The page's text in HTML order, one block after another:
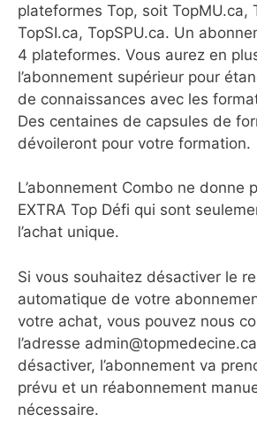
plateformes Top, soit TopMU.ca,
TopSI.ca, TopSPU.ca. Un
4 plateformes. Vous aurez en
l’abonnement supérieur pour
de connaissances avec les
Des centaines de capsules de
dévoileront pour votre formation.
L’abonnement Combo ne donne
EXTRA Top Défi qui sont
l’achat unique.
Si vous souhaitez désactiver le
automatique de votre
votre achat, vous pouvez nous
l’adresse
désactiver, l’abonnement va
prévu et un réabonnement
nécessaire.